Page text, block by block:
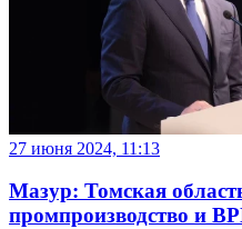
27 июня 2024, 11:13
Мазур: Томская
промпроизводство и